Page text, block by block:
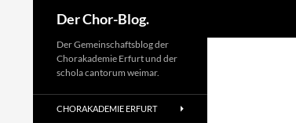
Der Chor-Blog.
Der Gemeinschaftsblog der
Chorakademie Erfurt und der
schola cantorum weimar.
CHORAKADEMIE ERFURT